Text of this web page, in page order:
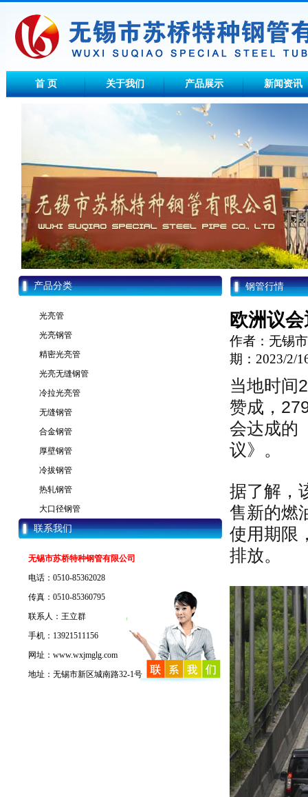
首 页 关于我们 产品展示 新闻资讯
产品分类
光亮管
光亮钢管
精密光亮管
光亮无缝钢管
冷拉光亮管
无缝钢管
合金钢管
厚壁钢管
冷拔钢管
热轧钢管
大口径钢管
联系我们
无锡市苏桥特种钢管有限公司
电话：0510-85362028
传真：0510-85360795
联系人：王立群
手机：13921511156
网址：www.wxjmglg.com
地址：无锡市新区城南路32-1号
钢管行情
欧洲议
作者：无锡
期：2023/2/
当地时间
赞成，
会达成的
议》。
据了解，
售新的燃
使用期限
排放。